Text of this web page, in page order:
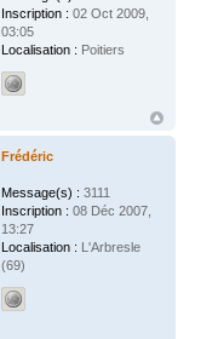
Inscription : 02 Oct 2009,
03:05
Localisation : Poitiers
Frédéric
Message(s) : 3111
Inscription : 08 Déc 2007,
13:27
Localisation : L'Arbresle
(69)